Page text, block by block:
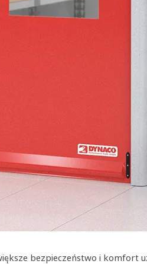
bezpieczeństwo i komfort